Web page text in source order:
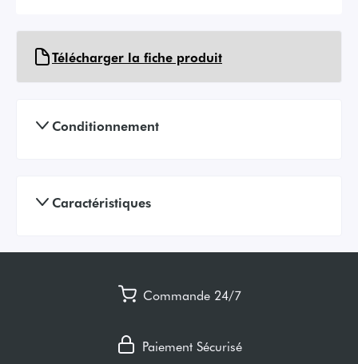
Télécharger la fiche produit
Conditionnement
Caractéristiques
Commande 24/7
Paiement Sécurisé